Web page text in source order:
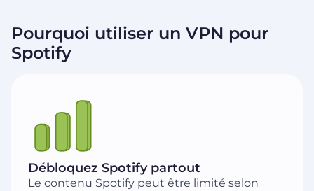
Pourquoi utiliser un VPN pour
Spotify
Débloquez Spotify partout
Le contenu Spotify peut être limité selon